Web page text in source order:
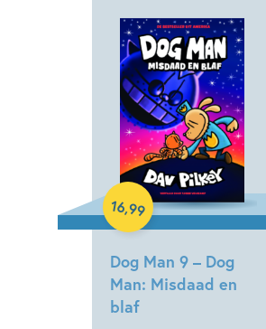
Dog Man 9 – Dog
Man: Misdaad en
blaf
16,99
Hardcover